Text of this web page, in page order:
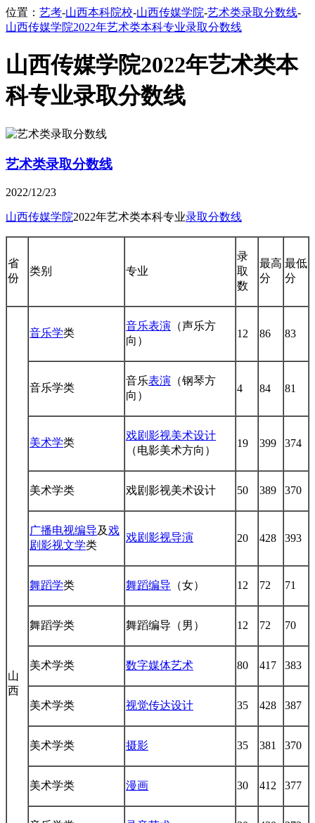
位置： 艺考-山西本科院校-山西传媒学院-艺术类录取分数线-
山西传媒学院2022年艺术类本科专业录取分数线
山西传媒学院2022年艺术类本
科专业录取分数线
艺术类录取分数线
2022/12/23
山西传媒学院2022年艺术类本科专业录取分数线
省
份
类别 专业
录
取
数
最高
分
最低
分
山
西
音乐学类
音乐表演 （声乐方
向）
12 86 83
音乐学类
音乐表演 （钢琴方
向）
4 84 81
美术学类
戏剧影视美术设计
（电影美术方向）
19 399 374
美术学类 戏剧影视美术设计 50 389 370
广播电视编导及 戏
剧影视文学类
戏剧影视导演 20 428 393
舞蹈学类 舞蹈编导 （女） 12 72 71
舞蹈学类 舞蹈编导（男） 12 72 70
美术学类 数字媒体艺术 80 417 383
美术学类 视觉传达设计 35 428 387
美术学类 摄影 35 381 370
美术学类 漫画 30 412 377